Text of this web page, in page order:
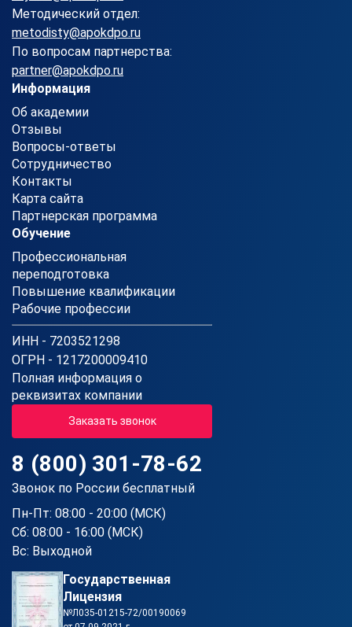
Методический отдел:
metodisty@apokdpo.ru
По вопросам партнерства:
partner@apokdpo.ru
Информация
Об академии
Отзывы
Вопросы-ответы
Сотрудничество
Контакты
Карта сайта
Партнерская программа
Обучение
Профессиональная
переподготовка
Повышение квалификации
Рабочие профессии
ИНН - 7203521298
ОГРН - 1217200009410
Полная информация о
реквизитах компании
Заказать звонок
8 (800) 301-78-62
Звонок по России бесплатный
Пн-Пт: 08:00 - 20:00 (МСК)
Сб: 08:00 - 16:00 (МСК)
Вс: Выходной
Государственная
Лицензия
№Л035-01215-72/00190069